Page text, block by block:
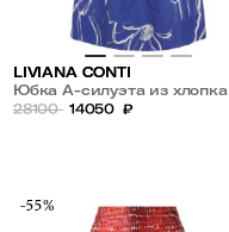
LIVIANA CONTI
Юбка А-силуэта из хлопка
28100 14050 ₽
-55%